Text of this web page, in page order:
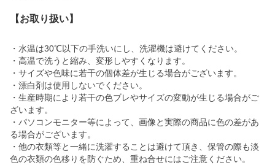
【お取り扱い】
・水温は30℃以下の手洗いにし、洗濯機は避けてください。
・高温で洗うと縮み、変形しやすくなります。
・サイズや色味に若干の個体差が生じる場合がございます。
・漂白剤は使用しないでください。
・生産時期により若干の色ブレやサイズの変動が生じる場合がご
ざいます。
・パソコンモニター等によって、画像と実際の商品に色の差があ
る場合がございます。
・他の衣類等と一緒に洗濯することは避けて頂き、保管の際も淡
色の衣類の色移りを防ぐため、重ね合せにはご注意ください。